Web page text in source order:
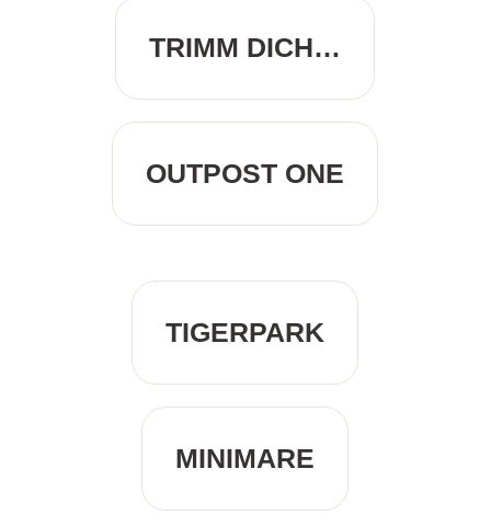
TRIMM DICH…
OUTPOST ONE
TIGERPARK
MINIMARE